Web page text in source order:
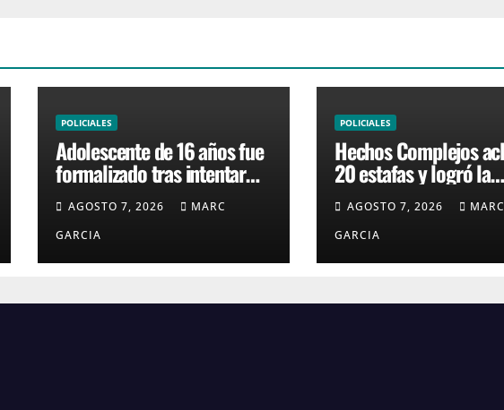
POLICIALES
Adolescente de 16 años fue
formalizado tras intentar
robar una moto en barrio
4HAGOSTO 7, 2026
MARC
GARCIA
POLICIALES
Hechos Complejos
20 estafas y logró la
condena de dos
AGOSTO 7, 2026
MARC
GARCIA